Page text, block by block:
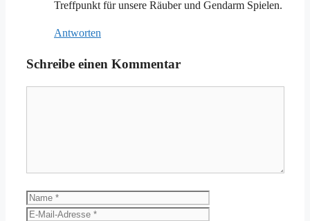
Treffpunkt für unsere Räuber und Gendarm Spielen.
Antworten
Schreibe einen Kommentar
Name